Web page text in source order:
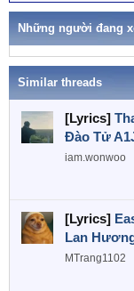
n
:
h
Những người đang
Similar threads
[Lyrics]
Đào Tử
iam.wonwoo
[Lyrics]
Lan
MTrang1102